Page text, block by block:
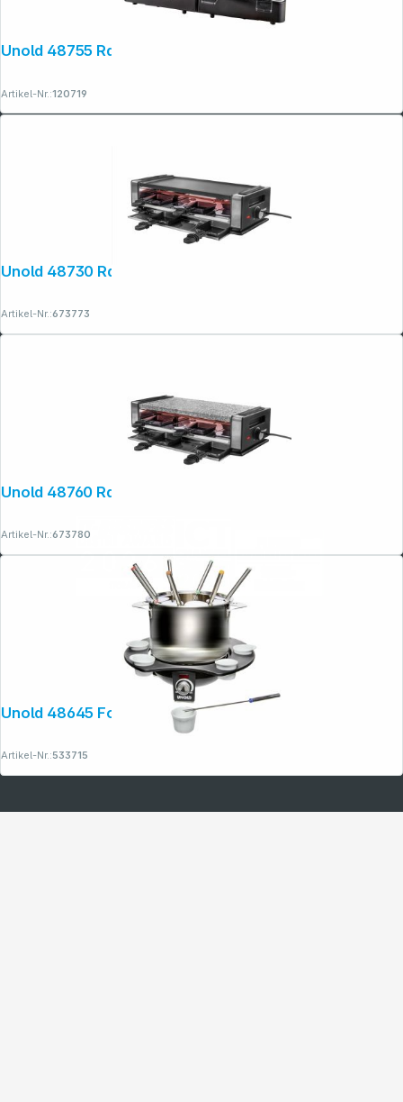
Unold 48755 Raclette Extandable
Artikel-Nr.:120719
Unold 48730 Raclette Finesse Basic
Artikel-Nr.:673773
Unold 48760 Raclette Delice Basic
Artikel-Nr.:673780
Unold 48645 Fondue Elegance
Artikel-Nr.:533715